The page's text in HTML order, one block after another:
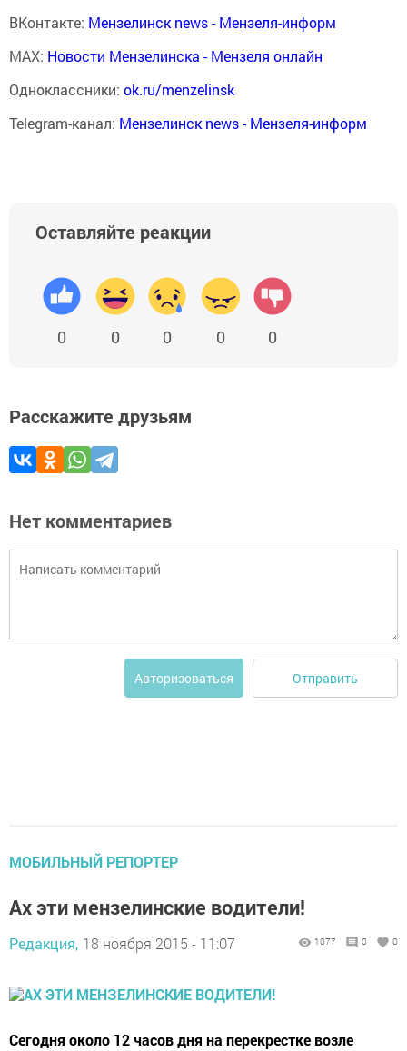
ВКонтакте: Мензелинск news - Мензеля-информ
MAX: Новости Мензелинска - Мензеля онлайн
Одноклассники: ok.ru/menzelinsk
Telegram-канал: Мензелинск news - Мензеля-информ
Оставляйте реакции
0 0 0 0 0
Расскажите друзьям
Нет комментариев
Авторизоваться Отправить
МОБИЛЬНЫЙ РЕПОРТЕР
Ах эти мензелинские водители!
Редакция, 18 ноября 2015 - 11:07 1077 0 0
Сегодня около 12 часов дня на перекрестке возле